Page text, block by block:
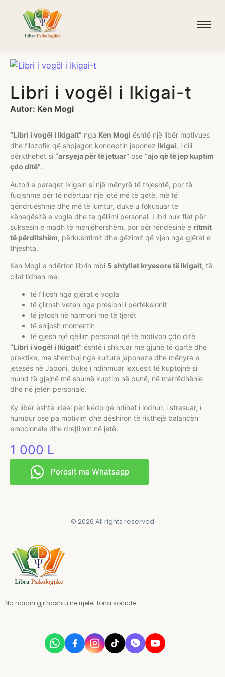
Libri i vogël i Ikigai-t
Autor: Ken Mogi
“Libri i vogël i Ikigait” nga Ken Mogi është një libër motivues
dhe filozofik që shpjegon konceptin japonez Ikigai, i cili
përkthehet si “arsyeja për të jetuar” ose “ajo që të jep kuptim
çdo ditë”.
Autori e paraqet Ikigain si një mënyrë të thjeshtë, por të
fuqishme për të ndërtuar një jetë më të qetë, më të
qëndrueshme dhe më të lumtur, duke u fokusuar te
kënaqësitë e vogla dhe te qëllimi personal. Libri nuk flet për
suksesin e madh të menjëhershëm, por për rëndësinë e ritmit
të përditshëm, përkushtimit dhe gëzimit që vjen nga gjërat e
thjeshta.
Ken Mogi e ndërton librin mbi 5 shtyllat kryesore të Ikigait, të
cilat lidhen me:
të fillosh nga gjërat e vogla
të çlirosh veten nga presioni i perfeksionit
të jetosh në harmoni me të tjerët
të shijosh momentin
të gjesh një qëllim personal që të motivon çdo ditë
“Libri i vogël i Ikigait” është i shkruar me gjuhë të qartë dhe
praktike, me shembuj nga kultura japoneze dhe mënyra e
jetesës në Japoni, duke i ndihmuar lexuesit të kuptojnë si
mund të gjejnë më shumë kuptim në punë, në marrëdhënie
dhe në jetën personale.
Ky libër është ideal për këdo që ndihet i lodhur, i stresuar, i
humbur ose pa motivim dhe dëshiron të rikthejë balancën
emocionale dhe drejtimin në jetë.
1 000 L
Porosit me Whatsapp
© 2026 All rights reserved
Na ndiqni gjithashtu në rrjetet tona sociale: